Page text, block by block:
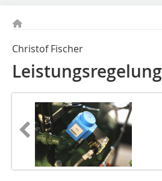
Christof Fischer
Leistungsregelung